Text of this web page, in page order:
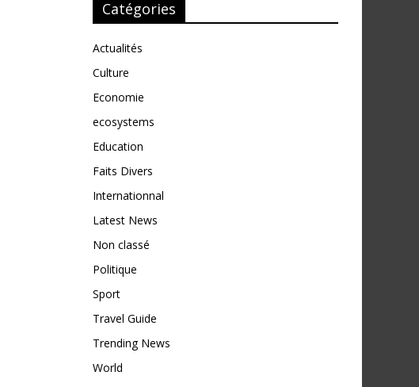
Catégories
Actualités
Culture
Economie
ecosystems
Education
Faits Divers
Internationnal
Latest News
Non classé
Politique
Sport
Travel Guide
Trending News
World